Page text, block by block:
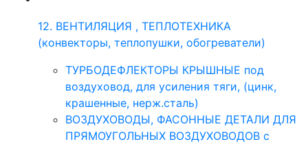
12. ВЕНТИЛЯЦИЯ , ТЕПЛОТЕХНИКА
(конвекторы, теплопушки, обогреватели)
ТУРБОДЕФЛЕКТОРЫ КРЫШНЫЕ под
воздуховод, для усиления тяги, (цинк,
крашенные, нерж.сталь)
ВОЗДУХОВОДЫ, ФАСОННЫЕ ДЕТАЛИ ДЛЯ
ПРЯМОУГОЛЬНЫХ ВОЗДУХОВОДОВ с